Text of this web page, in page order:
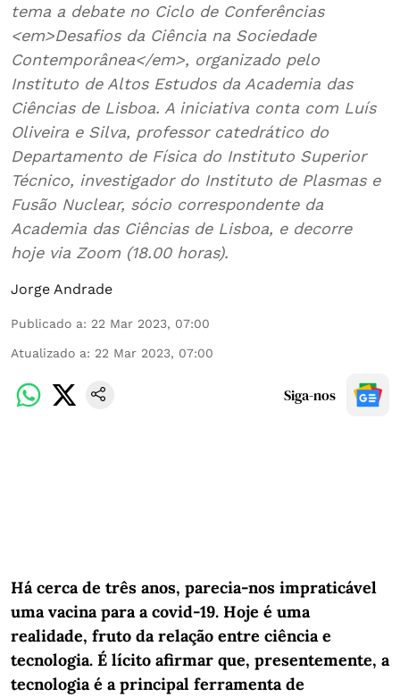
tema a debate no Ciclo de Conferências
<em>Desafios da Ciência na Sociedade
Contemporânea</em>, organizado pelo
Instituto de Altos Estudos da Academia das
Ciências de Lisboa. A iniciativa conta com Luís
Oliveira e Silva, professor catedrático do
Departamento de Física do Instituto Superior
Técnico, investigador do Instituto de Plasmas e
Fusão Nuclear, sócio correspondente da
Academia das Ciências de Lisboa, e decorre
hoje via Zoom (18.00 horas).
Jorge Andrade
Publicado a: 22 Mar 2023, 07:00
Atualizado a: 22 Mar 2023, 07:00
Siga-nos
Há cerca de três anos, parecia-nos impraticável
uma vacina para a covid-19. Hoje é uma
realidade, fruto da relação entre ciência e
tecnologia. É lícito afirmar que, presentemente, a
tecnologia é a principal ferramenta de